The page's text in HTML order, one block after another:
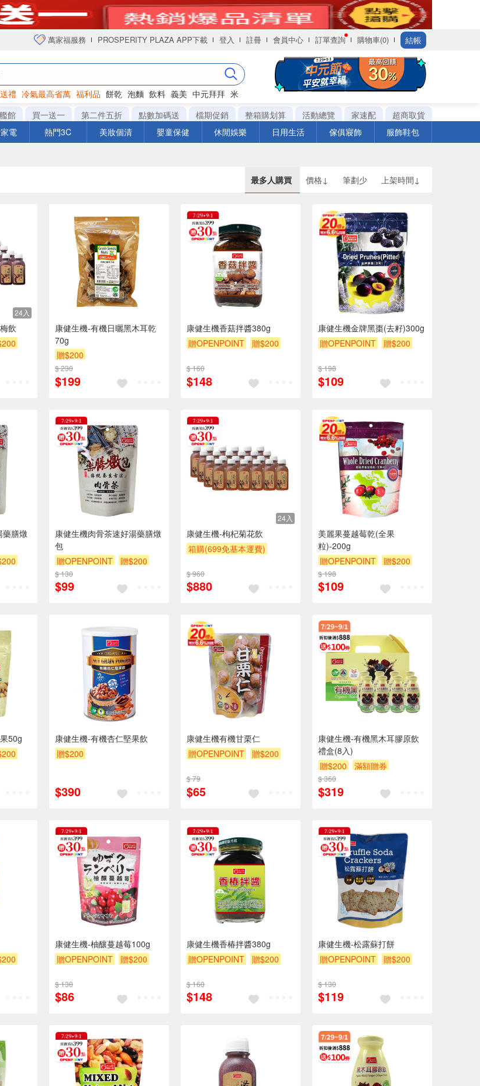
萬家福服務 PROSPERITY PLAZA APP下載 登入 註冊 會員中心 訂單查詢 購物車(0) 結帳
禮 冷氣最高省萬 福利品 餅乾 泡麵 飲料 義美 中元拜拜 米
館 買一送一 第二件五折 點數加碼送 檔期促銷 整箱購划算 活動總覽 家速配
超商取貨
電 熱門3C 美妝個清 嬰童保健 休閒娛樂 日用生活 傢俱寢飾 服飾鞋包
最多人購買 價格↓ 筆劃少 上架時間↓
24入
飲
康健生機-有機日曬黑木耳乾
70g
贈$200
$ 230
$199
康健生機香菇拌醬380g
贈OPENPOINT
贈$200
$ 160
$148
康健生機金牌黑棗(去籽)300g
贈OPENPOINT
贈$200
$ 198
$109
藥膳燉
康健生機肉骨茶速好湯藥膳燉
包
贈OPENPOINT
贈$200
$ 130
$99
24入
康健生機-枸杞菊花飲
箱購(699免基本運費)
$ 960
$880
美麗果蔓越莓乾(全果
粒)-200g
贈OPENPOINT
贈$200
$ 198
$109
50g
康健生機-有機杏仁堅果飲
贈$200
$390
康健生機有機甘栗仁
贈OPENPOINT
贈$200
$ 79
$65
康健生機-有機黑木耳膠原飲
禮盒(8入)
贈$200
滿額贈券
$ 360
$319
康健生機-柚釀蔓越莓100g
贈OPENPOINT
贈$200
$ 130
$86
康健生機香椿拌醬380g
贈OPENPOINT
贈$200
$ 160
$148
康健生機-松露蘇打餅
贈OPENPOINT
贈$200
$ 130
$119